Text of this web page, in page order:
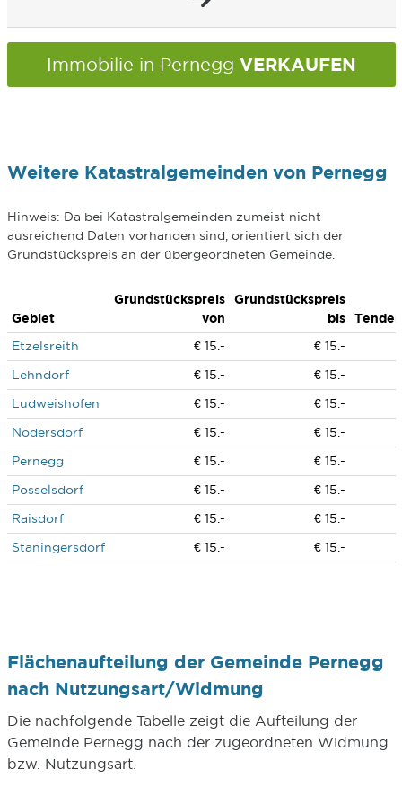
Immobilie in Pernegg VERKAUFEN
Weitere Katastralgemeinden von Pernegg
Hinweis: Da bei Katastralgemeinden zumeist nicht
ausreichend Daten vorhanden sind, orientiert sich der
Grundstückspreis an der übergeordneten Gemeinde.
Gebiet
Grundstückspreis
von
Grundstückspreis
bis
Etzelsreith
€ 15.-
€ 15.-
Lehndorf
€ 15.-
€ 15.-
Ludweishofen
€ 15.-
€ 15.-
Nödersdorf
€ 15.-
€ 15.-
Pernegg
€ 15.-
€ 15.-
Posselsdorf
€ 15.-
€ 15.-
Raisdorf
€ 15.-
€ 15.-
Staningersdorf
€ 15.- € 15.-
Flächenaufteilung der Gemeinde Pernegg
nach Nutzungsart/Widmung
Die nachfolgende Tabelle zeigt die Aufteilung der
Gemeinde Pernegg nach der zugeordneten Widmung
bzw. Nutzungsart.